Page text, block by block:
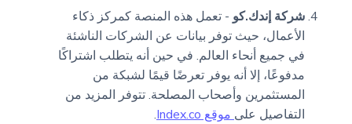
شركة إندك.كو - تعمل هذه المنصة كمركز ذكاء
الأعمال، حيث توفر بيانات عن الشركات الناشئة
في جميع أنحاء العالم. في حين أنه يتطلب اشتراكًا
مدفوعًا، إلا أنه يوفر تعرضًا قيمًا لشبكة من
المستثمرين وأصحاب المصلحة. تتوفر المزيد من
التفاصيل على موقع Index.co .